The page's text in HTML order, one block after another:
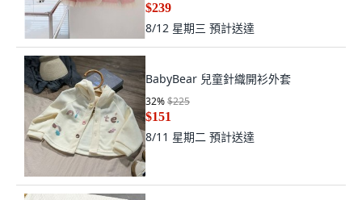
$239
8/12 星期三 預計送達
BabyBear 兒童針織開衫外套
32%$225
$151
8/11 星期二 預計送達